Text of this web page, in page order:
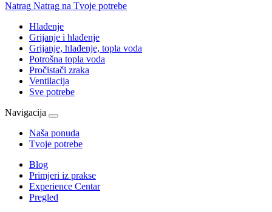
Natrag Natrag na Tvoje potrebe
Hlađenje
Grijanje i hlađenje
Grijanje, hlađenje, topla voda
Potrošna topla voda
Pročistači zraka
Ventilacija
Sve potrebe
Navigacija
Naša ponuda
Tvoje potrebe
Blog
Primjeri iz prakse
Experience Centar
Pregled